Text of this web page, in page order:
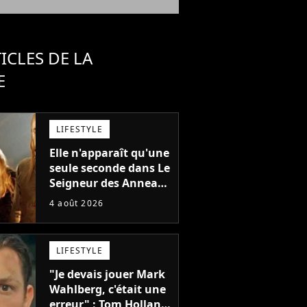
DE LA
LIFESTYLE
Elle n'apparaît qu'une
seule seconde dans Le
Seigneur des Anneaux
: avez-vous reconnu
cinéma dans la saga ?
4 août 2026
LIFESTYLE
"Je devais jouer Mark
Wahlberg, c'était une